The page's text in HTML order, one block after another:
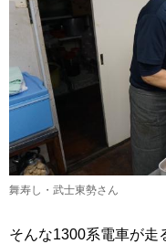
舞寿し・武士東勢さん
そんな1300系電車が走